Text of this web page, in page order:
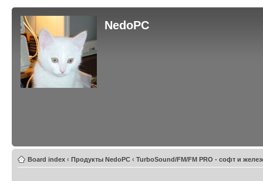
NedoPC
Board index ‹ Продукты NedoPC ‹ TurboSound/FM/FM PRO - софт и